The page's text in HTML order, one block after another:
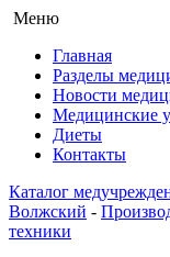
Меню
Главная
Разделы
Новости
Медицинские
Диеты
Контакты
Каталог
Волжский -
техники